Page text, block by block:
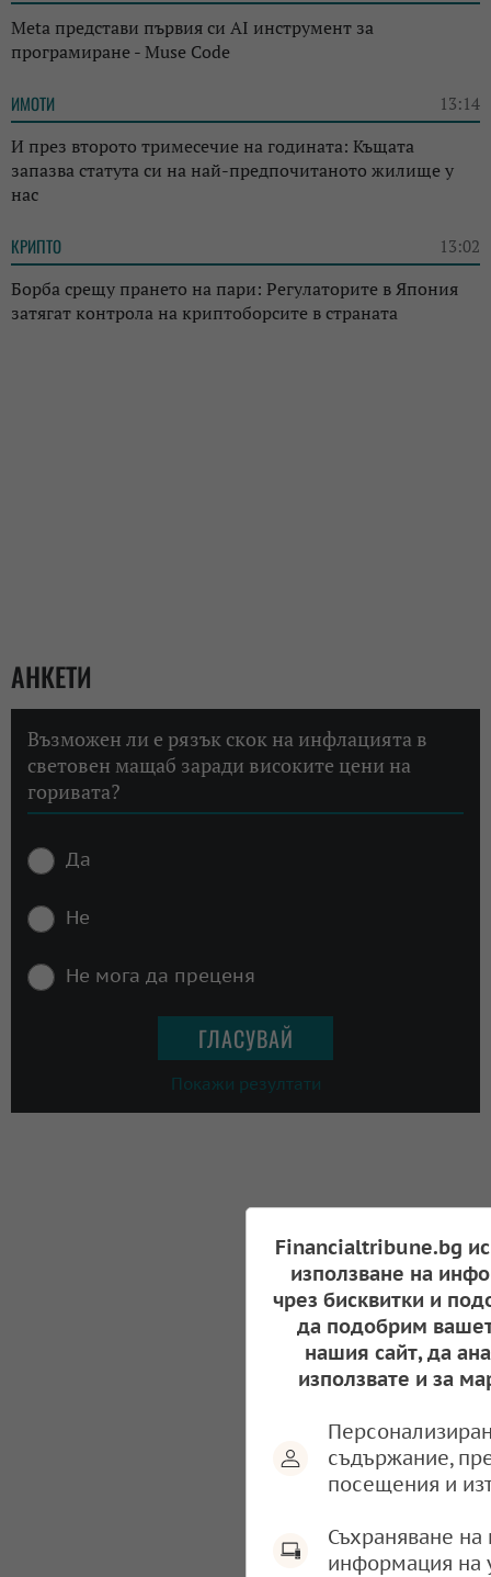
Meta представи първия си AI инструмент за
програмиране - Muse Code
ИМОТИ 13:14
И през второто тримесечие на годината: Къщата
запазва статута си на най-предпочитаното жилище у
нас
КРИПТО 13:02
Борба срещу прането на пари: Регулаторите в Япония
затягат контрола на криптоборсите в страната
АНКЕТИ
Възможен ли е рязък скок на инфлацията в
световен мащаб заради високите цени на
горивата?
Да
Не
Не мога да преценя
Покажи резултати
Financialtribune.bg
използване на
чрез бисквитки и
да подобрим
нашия сайт, да
използвате и за
съдържание,
посещения и
Съхраняване
информация на